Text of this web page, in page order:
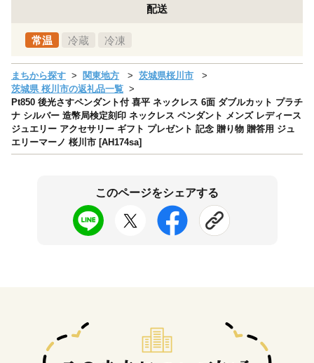
配送
常温 冷蔵 冷凍
まちから探す 関東地方
茨城県桜川市
茨城県 桜川市の返礼品一覧
Pt850 後光さすペンダント付 喜平 ネックレス 6面 ダブルカット プラチ
ナ シルバー 造幣局検定刻印 ネックレス ペンダント メンズ レディース
ジュエリー アクセサリー ギフト プレゼント 記念 贈り物 贈答用 ジュ
エリーマーノ 桜川市 [AH174sa]
このページをシェアする